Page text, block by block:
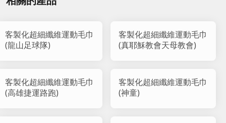
客製化超細纖維運動毛巾
(龍山足球隊)
客製化超細纖維運動毛巾
(真耶穌教會天母教會)
客製化超細纖維運動毛巾
(高雄捷運路跑)
客製化超細纖維運動毛巾
(神童)